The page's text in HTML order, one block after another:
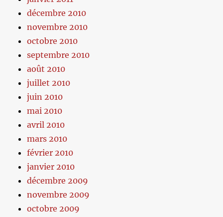
décembre 2010
novembre 2010
octobre 2010
septembre 2010
août 2010
juillet 2010
juin 2010
mai 2010
avril 2010
mars 2010
février 2010
janvier 2010
décembre 2009
novembre 2009
octobre 2009